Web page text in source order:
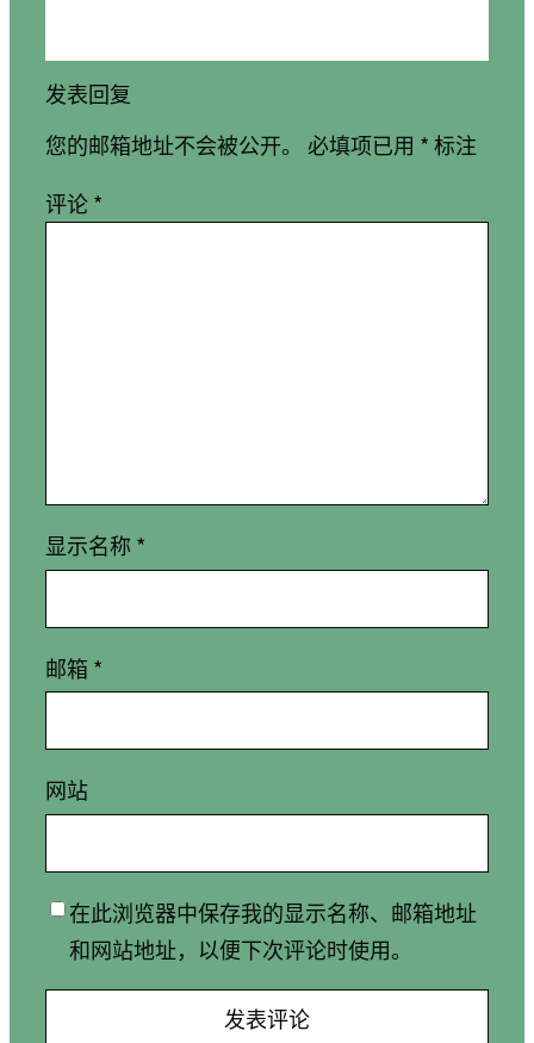
发表回复
您的邮箱地址不会被公开。
必填项已用 *标注
评论*
显示名称 *
邮箱 *
网站
在此浏览器中保存我的显示名称、邮箱地址
和网站地址，以便下次评论时使用。